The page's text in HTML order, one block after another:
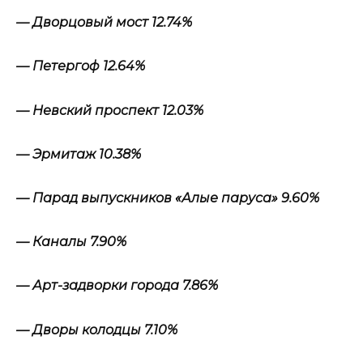
— Дворцовый мост 12.74%
— Петергоф 12.64%
— Невский проспект 12.03%
— Эрмитаж 10.38%
— Парад выпускников «Алые паруса» 9.60%
— Каналы 7.90%
— Арт-задворки города 7.86%
— Дворы колодцы 7.10%